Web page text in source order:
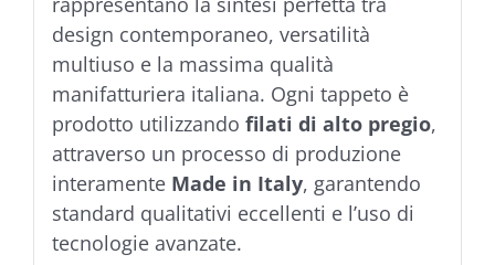
design contemporaneo, versatilità
multiuso e la massima qualità
manifatturiera italiana. Ogni tappeto è
prodotto utilizzando filati di alto pregio,
attraverso un processo di produzione
interamente Made in Italy, garantendo
standard qualitativi eccellenti e l’uso di
tecnologie avanzate.